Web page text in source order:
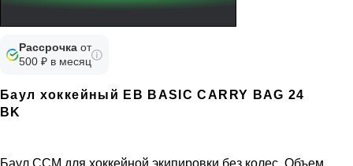
Рассрочка от
500 ₽ в месяц
Баул хоккейный EB BASIC CARRY BAG 24
BK
Баул ССМ для хоккейной экипировки без колес. Объем